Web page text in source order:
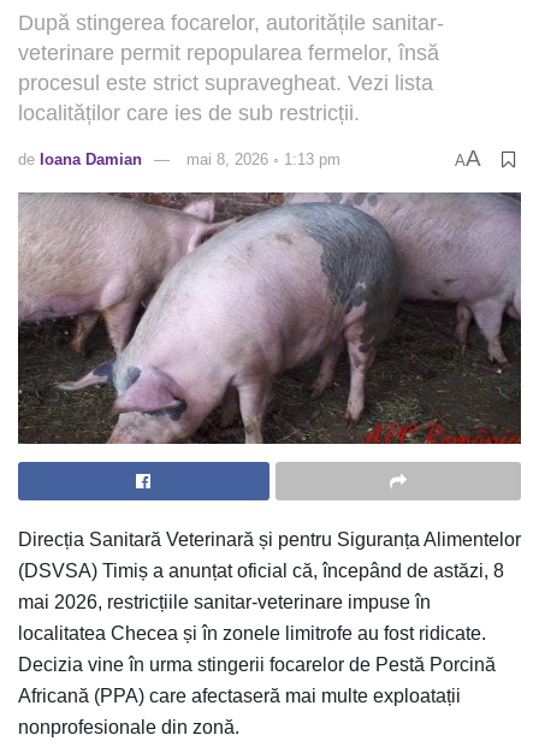
După stingerea focarelor, autoritățile sanitar-
veterinare permit repopularea fermelor, însă
procesul este strict supravegheat. Vezi lista
localităților care ies de sub restricții.
de Ioana Damian mai 8, 2026 ◦ 1:13 pm AA
Direcția Sanitară Veterinară și pentru Siguranța Alimentelor
(DSVSA) Timiș a anunțat oficial că, începând de astăzi, 8
mai 2026, restricțiile sanitar-veterinare impuse în
localitatea Checea și în zonele limitrofe au fost ridicate.
Decizia vine în urma stingerii focarelor de Pestă Porcină
Africană (PPA) care afectaseră mai multe exploatații
nonprofesionale din zonă.